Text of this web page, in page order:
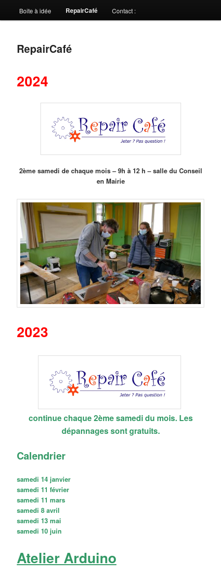
Boite à idée RepairCafé Contact :
RepairCafé
2024
2ème samedi de chaque mois – 9h à 12 h – salle du Conseil
en Mairie
2023
continue chaque 2ème samedi du mois. Les
dépannages sont gratuits.
Calendrier
samedi 14 janvier
samedi 11 février
samedi 11 mars
samedi 8 avril
samedi 13 mai
samedi 10 juin
Atelier Arduino